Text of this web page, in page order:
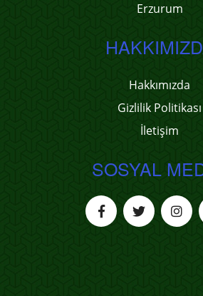
Erzurum
Hakkımızda
Gizlilik Politikası
İletişim
SOSYAL